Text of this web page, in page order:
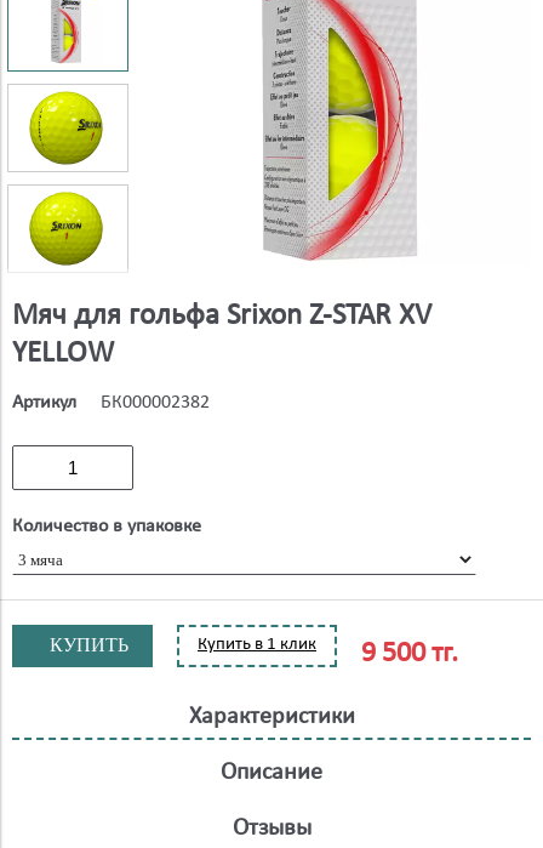
Мяч для гольфа Srixon Z-STAR XV
YELLOW
Артикул БК000002382
Количество в упаковке
КУПИТЬ Купить в 1 клик 9 500 тг.
Характеристики
Описание
Отзывы